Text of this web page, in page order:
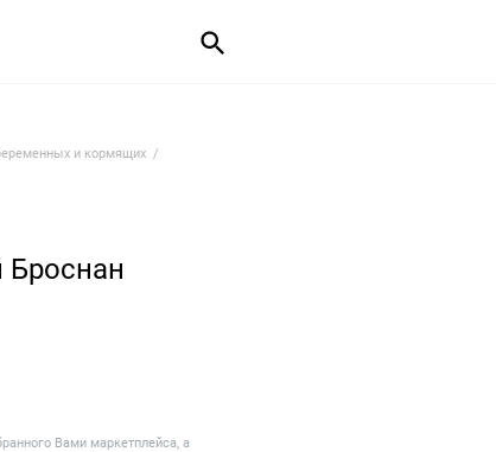
и кормящих
Броснан
Вами маркетплейса, а